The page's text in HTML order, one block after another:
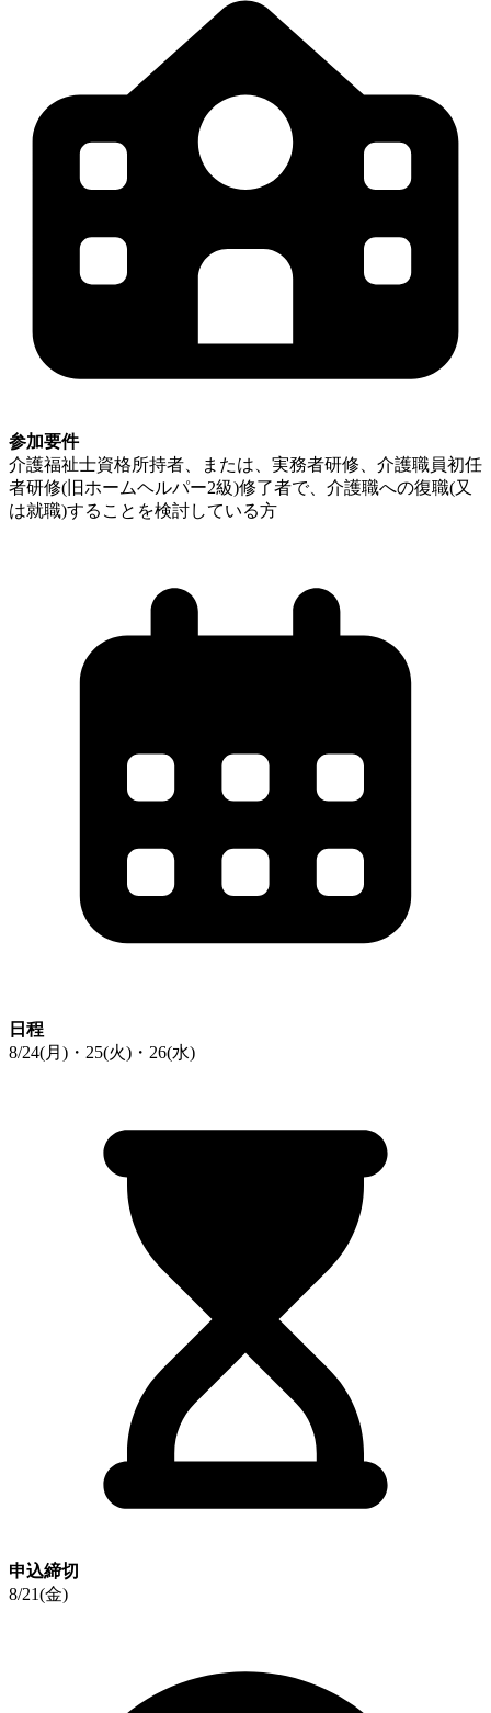
参加要件
介護福祉士資格所持者、または、実務者研修、介護職員初任
者研修(旧ホームヘルパー2級)修了者で、介護職への復職(又
は就職)することを検討している方
日程
8/24(月)・25(火)・26(水)
申込締切
8/21(金)